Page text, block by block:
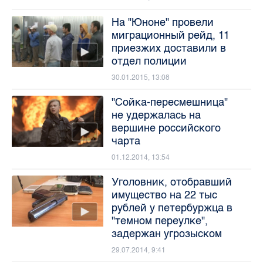
На "Юноне" провели
миграционный рейд, 11
приезжих доставили в
отдел полиции
30.01.2015, 13:08
"Сойка-пересмешница"
не удержалась на
вершине российского
чарта
01.12.2014, 13:54
Уголовник, отобравший
имущество на 22 тыс
рублей у петербуржца в
"темном переулке",
задержан угрозыском
29.07.2014, 9:41